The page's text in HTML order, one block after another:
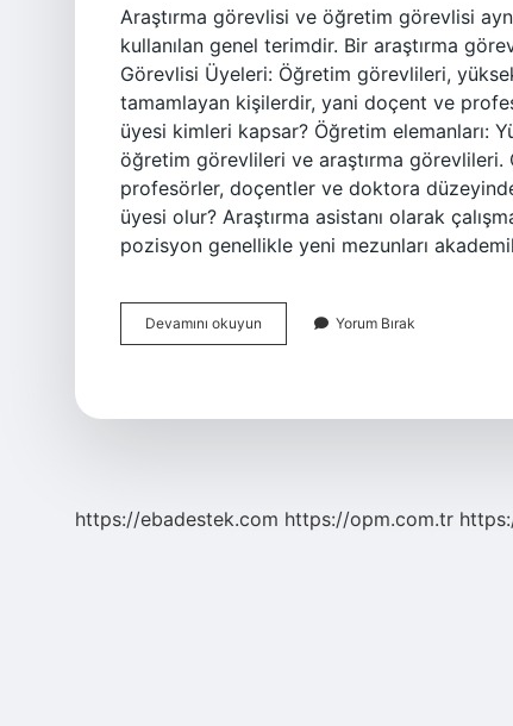
Araştırma görevlisi ve öğretim görevlisi
kullanılan genel terimdir. Bir araştırma
Görevlisi Üyeleri: Öğretim görevlileri,
tamamlayan kişilerdir, yani doçent ve
üyesi kimleri kapsar? Öğretim elemanları:
öğretim görevlileri ve araştırma görevlileri.
profesörler, doçentler ve doktora
üyesi olur? Araştırma asistanı olarak
pozisyon genellikle yeni mezunları
Devamını okuyun Araştırma
Görevlisi
Yorum Bırak
https://ebadestek.com https://opm.com.tr